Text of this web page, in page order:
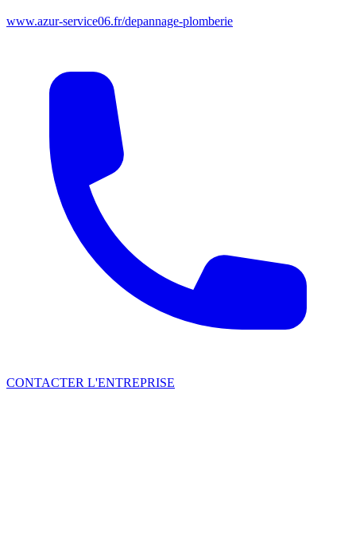
www.azur-service06.fr/depannage-plomberie
CONTACTER L'ENTREPRISE